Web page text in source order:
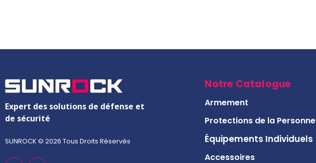
Expert des solutions de défense et
de sécurité
SUNROCK © 2026 Tous Droits Réservés
Notre Catalogue
Armement
Protections de la Personne
Équipements Individuels
Accessoires